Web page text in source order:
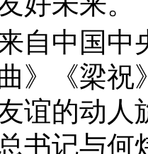
自中国
》《梁
谊的动
书记与